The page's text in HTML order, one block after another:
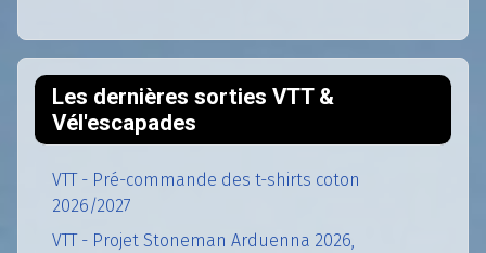
Les dernières sorties VTT &
Vél'escapades
VTT - Pré-commande des t-shirts coton
2026/2027
VTT - Projet Stoneman Arduenna 2026,